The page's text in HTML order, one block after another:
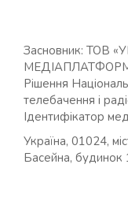
Засновник: ТОВ
Рішення
телебачення і
Ідентифікатор
Україна, 01024,
Басейна,